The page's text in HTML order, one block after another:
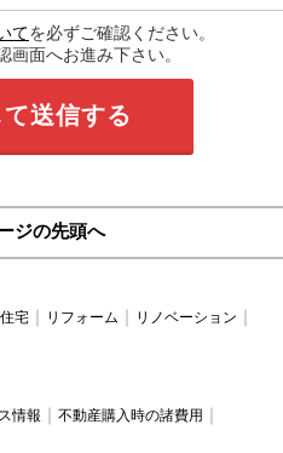
てを必ずご確認ください。
画面へお進み下さい。
て送信する
ジの先頭へ
宅 リフォーム
リノベーション
情報
不動産購入時の諸費用